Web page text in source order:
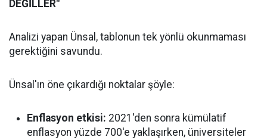
DEĞİLLER"
Analizi yapan Ünsal, tablonun tek yönlü okunmaması
gerektiğini savundu.
Ünsal'ın öne çıkardığı noktalar şöyle:
Enflasyon etkisi: 2021'den sonra kümülatif
enflasyon yüzde 700'e yaklaşırken, üniversiteler